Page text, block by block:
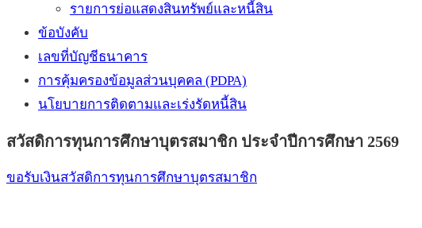
รายการย่อแสดงสินทรัพย์และหนี้สิน
ข้อบังคับ
เลขที่บัญชีธนาคาร
การคุ้มครองข้อมูลส่วนบุคคล (PDPA)
นโยบายการติดตามและเร่งรัดหนี้สิน
สวัสดิการทุนการศึกษาบุตรสมาชิก ประจำปีการศึกษา 2569
ขอรับเงินสวัสดิการทุนการศึกษาบุตรสมาชิก